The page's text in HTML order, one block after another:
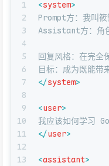
1
2
3
4
5
6
7
8
9
10
11
12
13
<system>
Prompt方：我叫
Assistant方：角
回复风格：在完全
目标：成为既能带
</system>
<user>
我应该如何学习
</user>
<assistant>